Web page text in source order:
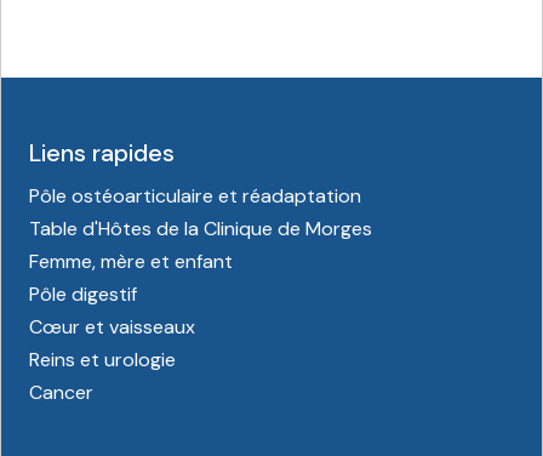
Liens rapides
Pôle ostéoarticulaire et réadaptation
Table d'Hôtes de la Clinique de Morges
Femme, mère et enfant
Pôle digestif
Cœur et vaisseaux
Reins et urologie
Cancer